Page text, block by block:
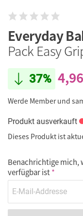
Everyday
Pack Easy
37%
Werde Member und
Produkt ausverkauft
Dieses Produkt ist
Benachrichtige mich,
verfügbar ist